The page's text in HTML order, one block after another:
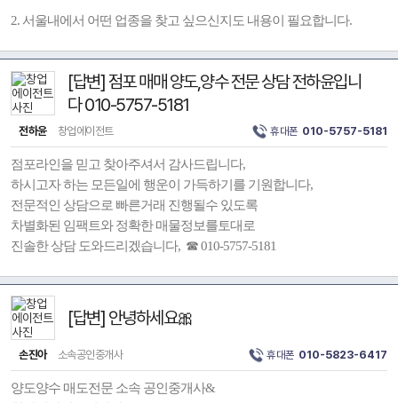
2. 서울내에서 어떤 업종을 찾고 싶으신지도 내용이 필요합니다.
[답변] 점포 매매 양도,양수 전문 상담 전하윤입니
다 010-5757-5181
전하윤 창업에이전트 휴대폰 010-5757-5181
점포라인을 믿고 찾아주셔서 감사드립니다,
하시고자 하는 모든일에 행운이 가득하기를 기원합니다,
전문적인 상담으로 빠른거래 진행될수 있도록
차별화된 임팩트와 정확한 매물정보를토대로
진솔한 상담 도와드리겠습니다, ☎ 010-5757-5181
[답변] 안녕하세요🎀
손진아 소속공인중개사 휴대폰 010-5823-6417
양도양수 매도전문 소속 공인중개사&